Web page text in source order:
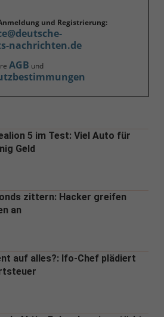
und Registrierung:
nachrichten.de
AGB und
5 im Test: Viel Auto für
Geld
zittern: Hacker greifen
an
auf alles?: Ifo-Chef plädiert